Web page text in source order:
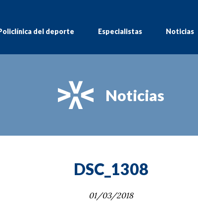
del deporte Especialistas Noticias
Noticias
DSC_1308
01/03/2018